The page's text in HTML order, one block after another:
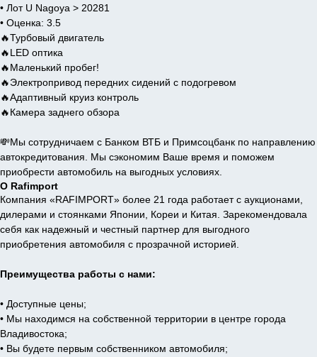
• Лот U Nagoya > 20281
• Оценка: 3.5
🔥Турбовый двигатель
🔥LED оптика
🔥Маленький пробег!
🔥Электропривод передних сидений с подогревом
🔥Адаптивный круиз контроль
🔥Камера заднего обзора
💸Мы сотрудничаем с Банком ВТБ и Примсоцбанк по направлению
автокредитования. Мы сэкономим Ваше время и поможем
приобрести автомобиль на выгодных условиях.
О Rafimport
Компания «RAFIMPORT» более 21 года работает с аукционами,
дилерами и стоянками Японии, Кореи и Китая. Зарекомендовала
себя как надежный и честный партнер для выгодного
приобретения автомобиля с прозрачной историей.
Преимущества работы с нами:
• Доступные цены;
• Мы находимся на собственной территории в центре города
Владивостока;
• Вы будете первым собственником автомобиля;